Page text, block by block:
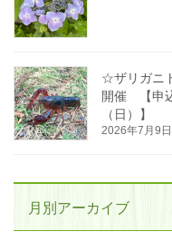
☆ザリガニ
開催 【申
（日）】
2026年7月9日
月別アーカイブ